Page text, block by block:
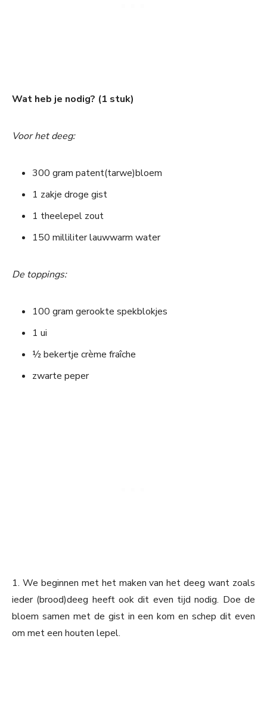
Wat heb je nodig? (1 stuk)
Voor het deeg:
300 gram patent(tarwe)bloem
1 zakje droge gist
1 theelepel zout
150 milliliter lauwwarm water
De toppings:
100 gram gerookte spekblokjes
1 ui
½ bekertje crème fraîche
zwarte peper
1. We beginnen met het maken van het deeg want zoals
ieder (brood)deeg heeft ook dit even tijd nodig. Doe de
bloem samen met de gist in een kom en schep dit even
om met een houten lepel.